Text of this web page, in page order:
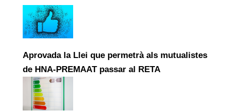
Aprovada la Llei que permetrà als mutualistes
de HNA-PREMAAT passar al RETA